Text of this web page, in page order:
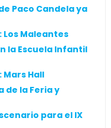
Paco Candela ya
Los Maleantes
la Escuela Infantil
Mars Hall
de la Feria y
para el IX